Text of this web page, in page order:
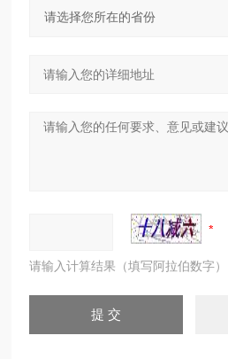
请输入计算结果（填写阿拉伯数字